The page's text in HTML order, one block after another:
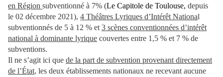
en Région subventionné à 7% (Le Capitole de Toulouse, depuis
le 02 décembre 2021), 4 Théâtres Lyriques d’Intérêt National
subventionnés de 5 à 12 % et 3 scènes conventionnées d’intérêt
national à dominante lyrique couvertes entre 1,5 % et 7 % de
subventions.
Il ne s’agit ici que de la part de subvention provenant directement
de l’État, les deux établissements nationaux ne recevant aucune